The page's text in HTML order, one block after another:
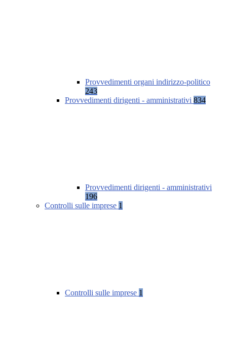
Provvedimenti organi indirizzo-politico
243
Provvedimenti dirigenti - amministrativi 834
Provvedimenti dirigenti - amministrativi
196
Controlli sulle imprese 1
Controlli sulle imprese 1